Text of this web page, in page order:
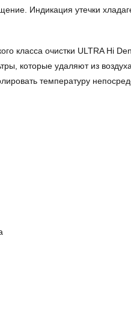
Индикация утечки
класса очистки ULTRA Hi
которые удаляют из
температуру